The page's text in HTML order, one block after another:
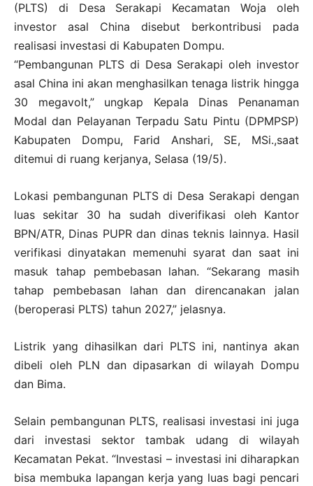
(PLTS) di Desa Serakapi Kecamatan Woja oleh
investor asal China disebut berkontribusi pada
realisasi investasi di Kabupaten Dompu.
“Pembangunan PLTS di Desa Serakapi oleh investor
asal China ini akan menghasilkan tenaga listrik hingga
30 megavolt,” ungkap Kepala Dinas Penanaman
Modal dan Pelayanan Terpadu Satu Pintu (DPMPSP)
Kabupaten Dompu, Farid Anshari, SE, MSi.,saat
ditemui di ruang kerjanya, Selasa (19/5).
Lokasi pembangunan PLTS di Desa Serakapi dengan
luas sekitar 30 ha sudah diverifikasi oleh Kantor
BPN/ATR, Dinas PUPR dan dinas teknis lainnya. Hasil
verifikasi dinyatakan memenuhi syarat dan saat ini
masuk tahap pembebasan lahan. “Sekarang masih
tahap pembebasan lahan dan direncanakan jalan
(beroperasi PLTS) tahun 2027,” jelasnya.
Listrik yang dihasilkan dari PLTS ini, nantinya akan
dibeli oleh PLN dan dipasarkan di wilayah Dompu
dan Bima.
Selain pembangunan PLTS, realisasi investasi ini juga
dari investasi sektor tambak udang di wilayah
Kecamatan Pekat. “Investasi – investasi ini diharapkan
bisa membuka lapangan kerja yang luas bagi pencari